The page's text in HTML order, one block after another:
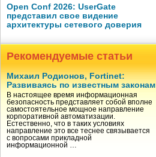
Open Conf 2026: UserGate
представил свое видение
архитектуры сетевого доверия
Рекомендуемые статьи
Михаил Родионов, Fortinet:
Развиваясь по известным законам
В настоящее время информационная
безопасность представляет собой вполне
самостоятельное мощное направление
корпоративной автоматизации.
Естественно, что в таких условиях
направление это все теснее связывается
с вопросами прикладной
информационной …